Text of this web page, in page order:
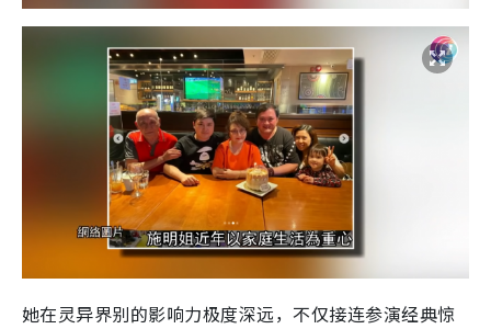
她在灵异界别的影响力极度深远，不仅接连参演经典惊